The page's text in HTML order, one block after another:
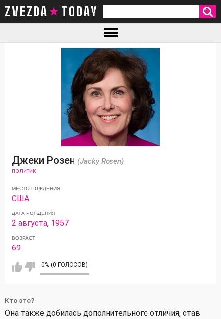
ZVEZDA TODAY
Джеки Розен (Jacky Rosen)
ПОЛИТИК
МЕСТО РОЖДЕНИЯ
США
ДАТА РОЖДЕНИЯ
2 августа, 1957
ВОЗРАСТ
69
0% (0 ГОЛОСОВ)
Кто это?
Она также добилась дополнительного отличия, став